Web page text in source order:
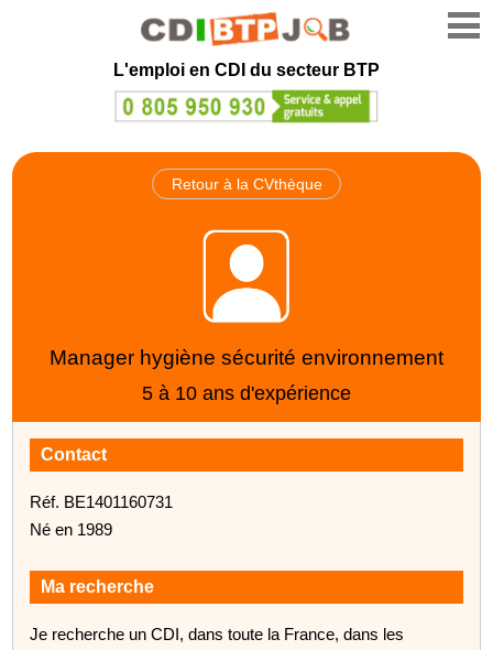
L'emploi en CDI du secteur BTP
Retour à la CVthèque
Manager hygiène sécurité environnement
5 à 10 ans d'expérience
Contact
Réf. BE1401160731
Né en 1989
Ma recherche
Je recherche un CDI, dans toute la France, dans les